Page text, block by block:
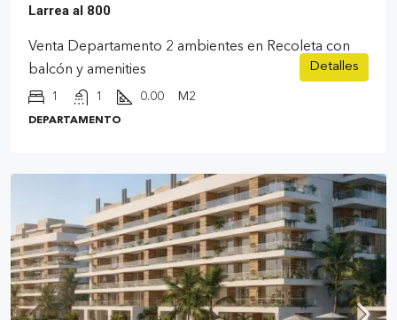
Larrea al 800
Venta Departamento 2 ambientes en Recoleta con
balcón y amenities
1 1 0.00 M2
DEPARTAMENTO
Detalles